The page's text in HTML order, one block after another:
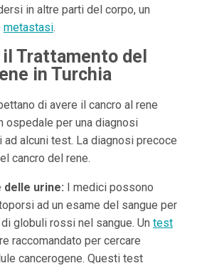
in altre parti del corpo, un
metastasi.
Trattamento del
in Turchia
di avere il cancro al rene
ospedale per una diagnosi
alcuni test. La diagnosi precoce
cancro del rene.
delle urine: I medici possono
ad un esame del sangue per
globuli rossi nel sangue. Un test
raccomandato per cercare
cancerogene. Questi test